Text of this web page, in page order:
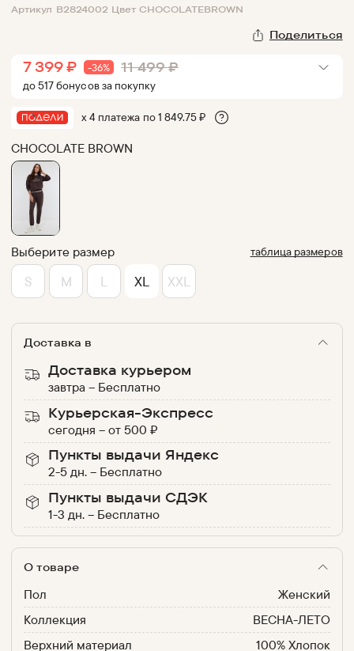
Артикул B2824002 Цвет CHOCOLATEBROWN
Поделиться
7 399 ₽ -36% 11 499 ₽
до517бонусовза покупку
х 4 платежа по1 849.75₽
CHOCOLATE BROWN
Выберите размер таблица размеров
S M L XL XXL
Доставка в
Доставка курьером
завтра – Бесплатно
Курьерская-Экспресс
сегодня –от500 ₽
Пункты выдачи Яндекс
2-5 дн. – Бесплатно
Пункты выдачи СДЭК
1-3 дн. – Бесплатно
О товаре
Пол
Женский
Коллекция
ВЕСНА-ЛЕТО
Верхний материал
100% Хлопок